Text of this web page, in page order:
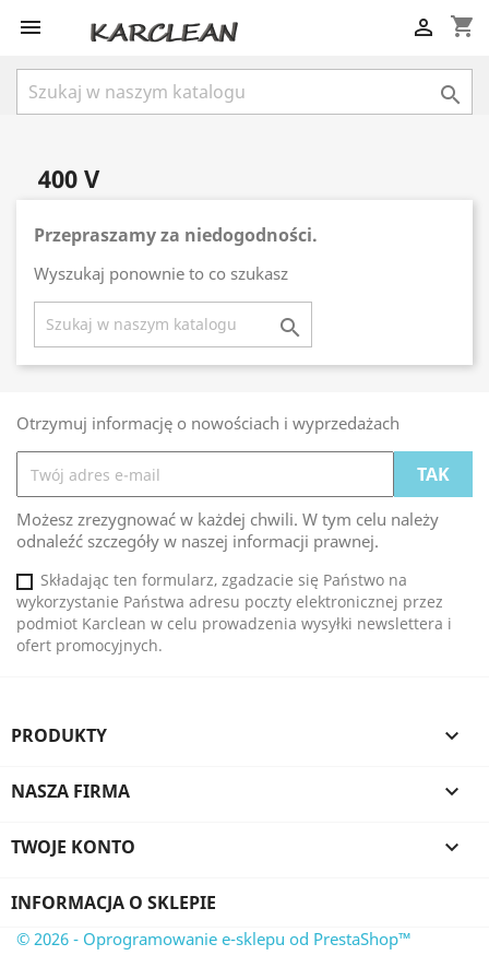
 shopping_cart


400 V
Przepraszamy za niedogodności.
Wyszukaj ponownie to co szukasz

Otrzymuj informację o nowościach i wyprzedażach
Możesz zrezygnować w każdej chwili. W tym celu należy
odnaleźć szczegóły w naszej informacji prawnej.
Składając ten formularz, zgadzacie się Państwo na
wykorzystanie Państwa adresu poczty elektronicznej przez
podmiot Karclean w celu prowadzenia wysyłki newslettera i
ofert promocyjnych.
PRODUKTY 
NASZA FIRMA 
TWOJE KONTO 
INFORMACJA O SKLEPIE
© 2026 - Oprogramowanie e-sklepu od PrestaShop™